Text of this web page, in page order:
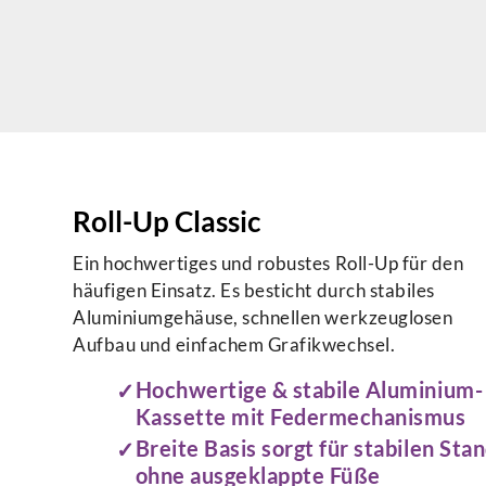
Roll-Up Classic
Ein hochwertiges und robustes Roll-Up für den
häufigen Einsatz. Es besticht durch stabiles
Aluminiumgehäuse, schnellen werkzeuglosen
Aufbau und einfachem Grafikwechsel.
Hochwertige & stabile Aluminium-
Kassette mit Federmechanismus
Breite Basis sorgt für stabilen
ohne ausgeklappte Füße